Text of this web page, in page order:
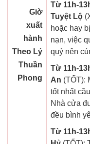
Giờ
xuất
hành
Theo Lý
Thuần
Phong
Từ 11h-
Tuyệt Lộ
hoặc hay
nạn, việc
quỷ nên
Từ 11h-
An (TỐT):
tốt nhất
Nhà cửa
đều bình
Từ 11h-